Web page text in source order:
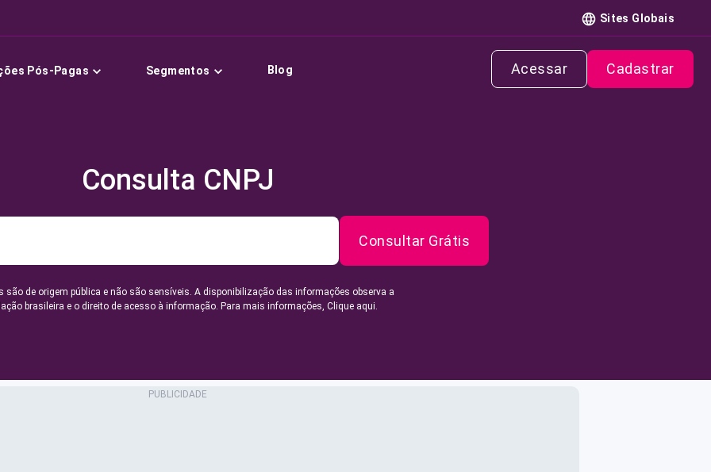
Sites Globais
Pós-Pagas Segmentos Blog Acessar Cadastrar
Consulta CNPJ
Consultar Grátis
são de origem pública e não são sensíveis. A disponibilização das informações observa a
brasileira e o direito de acesso à informação. Para mais informações, Clique aqui.